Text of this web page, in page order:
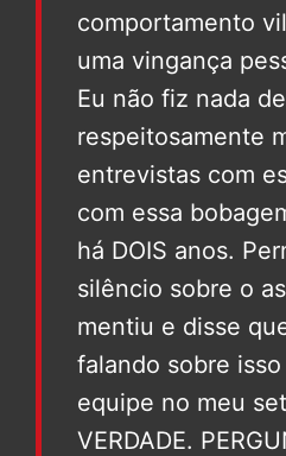
comportamento
uma vingança
Eu não fiz nada
respeitosamente
entrevistas com
com essa
há DOIS anos.
silêncio sobre o
mentiu e disse
falando sobre
equipe no meu
VERDADE.